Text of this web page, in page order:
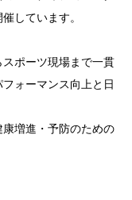
しています。
ポーツ現場まで一貫
ォーマンス向上と日
康増進・予防のための